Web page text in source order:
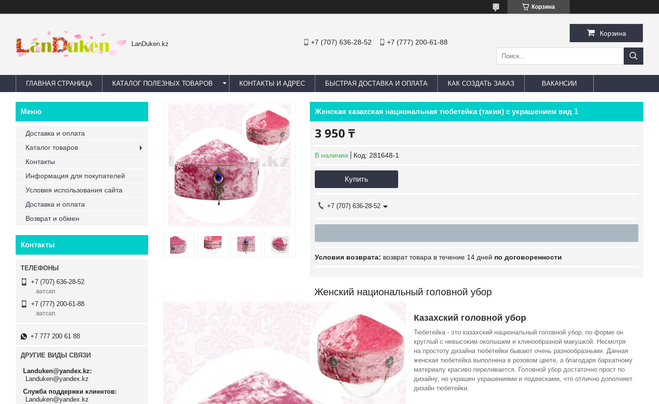
Корзина
LanDuken.kz +7 (707) 636-28-52 +7 (777) 200-61-88
Корзина
ГЛАВНАЯ СТРАНИЦА КАТАЛОГ ПОЛЕЗНЫХ ТОВАРОВ КОНТАКТЫ И АДРЕС БЫСТРАЯ ДОСТАВКА И ОПЛАТА КАК СОЗДАТЬ ЗАКАЗ ВАКАНСИИ
Женская казахская национальная тюбетейка (такия) с украшением вид 1
3 950 ₸
В наличии Код: 281648-1
Купить
+7 (707) 636-28-52
возврат товара в течение 14 дней по договоренности
Женский национальный головной убор
Казахский головной убор
Тюбетейка - это казахский национальный головной убор, по форме он
круглый с невысоким околышем и клинообразной макушкой. Несмотря
на простоту дизайна тюбетейки бывают очень разнообразными. Данная
женская тюбетейка выполнена в розовом цвете, а благодаря бархатному
материалу красиво переливается. Головной убор достаточно прост по
дизайну, но украшен украшениями и подвесками, что отлично дополняет
дизайн тюбетейки.
Доставка и оплата
Каталог товаров
Контакты
Информация для покупателей
Условия использования сайта
Доставка и оплата
Возврат и обмен
Контакты
+7 (707) 636-28-52
ватсап
+7 (777) 200-61-88
ватсап
+7 777 200 61 88
ДРУГИЕ ВИДЫ СВЯЗИ
Landuken@yandex.kz
Landuken@yandex.kz
Служба поддержки клиентов
Landuken@yandex.kz